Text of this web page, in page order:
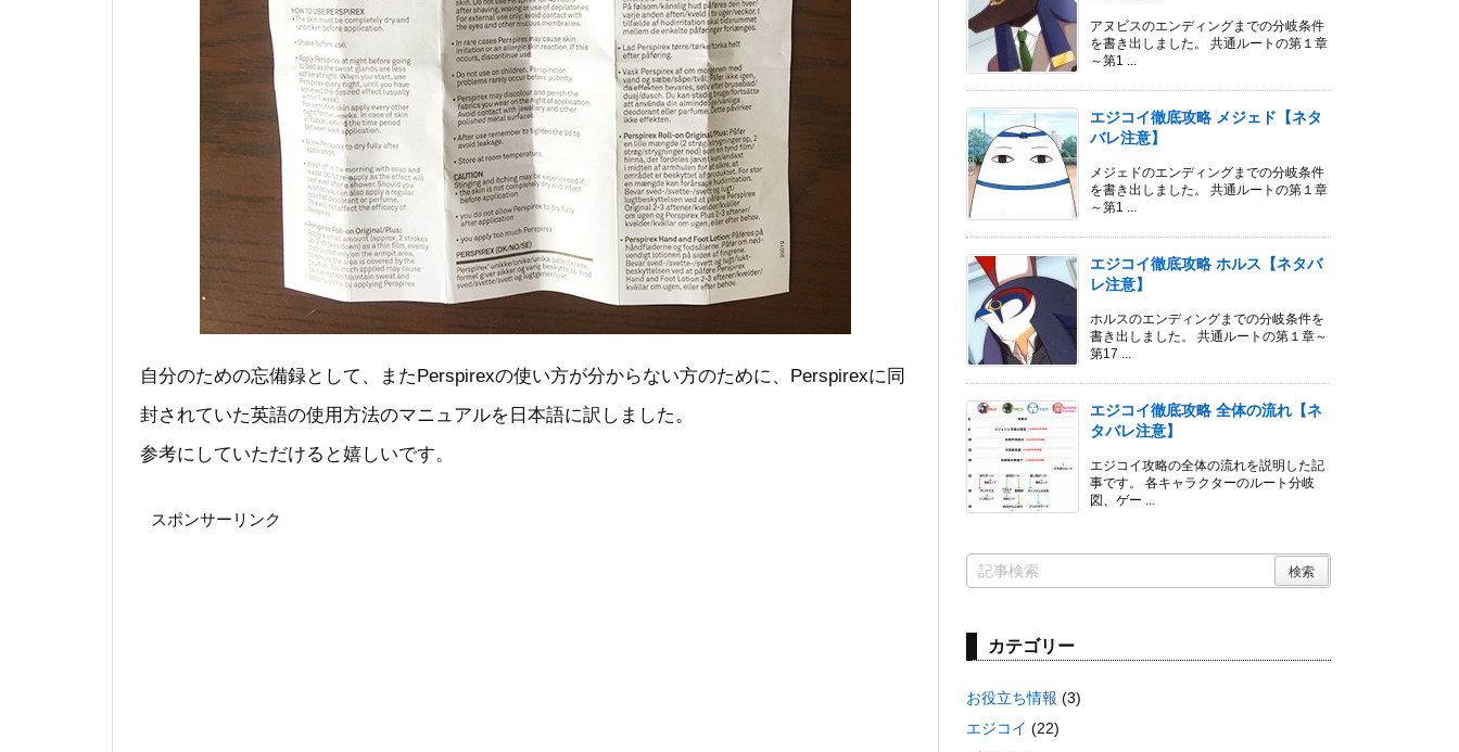
自分のための忘備録として、またPerspirexの使い方が分からない方のために、Perspirexに同
封されていた英語の使用方法のマニュアルを日本語に訳しました。
参考にしていただけると嬉しいです。
スポンサーリンク
アヌビスのエンディングまでの分岐条件
を書き出しました。 共通ルートの第１章
～第1 ...
エジコイ徹底攻略 メジェド【ネタ
バレ注意】
メジェドのエンディングまでの分岐条件
を書き出しました。 共通ルートの第１章
～第1 ...
エジコイ徹底攻略 ホルス【ネタバ
レ注意】
ホルスのエンディングまでの分岐条件を
書き出しました。 共通ルートの第１章～
第17 ...
エジコイ徹底攻略 全体の流れ【ネ
タバレ注意】
エジコイ攻略の全体の流れを説明した記
事です。 各キャラクターのルート分岐
図、ゲー ...
カテゴリー
お役立ち情報 (3)
エジコイ (22)